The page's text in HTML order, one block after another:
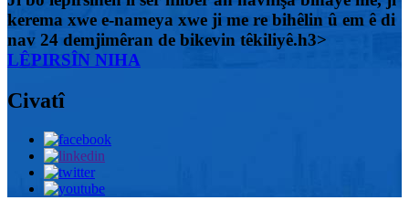
kerema xwe e-nameya xwe ji me re bihêlin û em ê di
nav 24 demjimêran de bikevin têkiliyê.h3>
LÊPIRSÎN NIHA
Civatî